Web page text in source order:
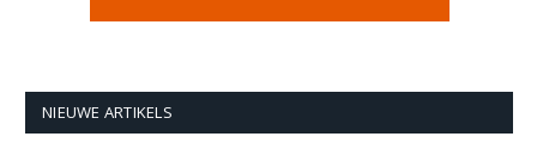
NIEUWE ARTIKELS